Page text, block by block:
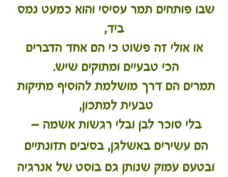
שבו פותחים תמר עסיסי והוא כמעט נמס
ביד,
או אולי זה פשוט כי הם אחד הדברים
הכי טבעיים ומתוקים שיש.
תמרים הם דרך מושלמת להוסיף מתיקות
טבעית למתכון,
בלי סוכר לבן ובלי רגשות אשמה —
הם עשירים באשלגן, בסיבים תזונתיים
ובטעם עמוק שנותן גם בוסט של אנרגיה